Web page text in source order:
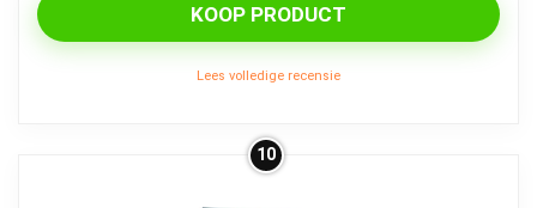
KOOP PRODUCT
Lees volledige recensie
10